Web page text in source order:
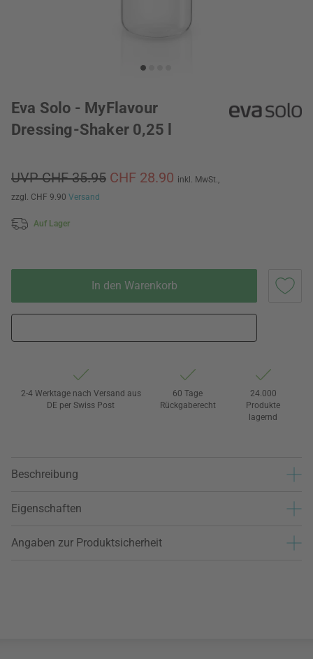
Eva Solo - MyFlavour
Dressing-Shaker 0,25 l
UVP CHF 35.95 CHF 28.90 inkl. MwSt.,
zzgl. CHF 9.90 Versand
Auf Lager
In den Warenkorb
2-4 Werktage nach Versand aus
DE per Swiss Post
60 Tage
Rückgaberecht
24.000
Produkte
lagernd
Beschreibung
Eigenschaften
Angaben zur Produktsicherheit